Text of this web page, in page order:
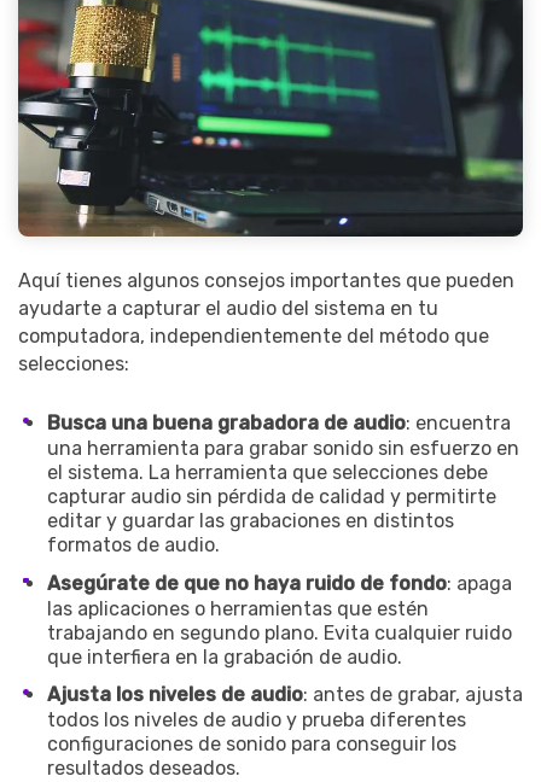
Aquí tienes algunos consejos importantes que pueden
ayudarte a capturar el audio del sistema en tu
computadora, independientemente del método que
selecciones:
Busca una buena grabadora de audio: encuentra
una herramienta para grabar sonido sin esfuerzo en
el sistema. La herramienta que selecciones debe
capturar audio sin pérdida de calidad y permitirte
editar y guardar las grabaciones en distintos
formatos de audio.
Asegúrate de que no haya ruido de fondo: apaga
las aplicaciones o herramientas que estén
trabajando en segundo plano. Evita cualquier ruido
que interfiera en la grabación de audio.
Ajusta los niveles de audio: antes de grabar, ajusta
todos los niveles de audio y prueba diferentes
configuraciones de sonido para conseguir los
resultados deseados.